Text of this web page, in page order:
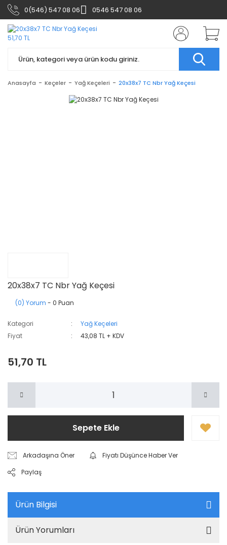
0(546) 547 08 06 0546 547 08 06
Anasayfa Keçeler Yağ Keçeleri 20x38x7 TC Nbr Yağ Keçesi
20x38x7 TC Nbr Yağ Keçesi
(0) Yorum - 0 Puan
Kategori
Yağ Keçeleri
Fiyat
43,08 TL + KDV
51,70 TL
Sepete Ekle
Arkadaşına Öner
Fiyatı Düşünce Haber Ver
Paylaş
Ürün Bilgisi
Ürün Yorumları